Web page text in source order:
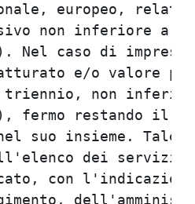
europeo,
non
Nel caso di
fatturato e/
nel triennio,
Euro), fermo
nel suo
dall'elenco dei
con